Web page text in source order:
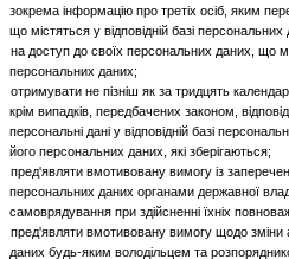
зокрема інформацію про третіх осіб, яким
що містяться у відповідній базі персональних
на доступ до своїх персональних даних, що
персональних даних;
отримувати не пізніш як за тридцять
крім випадків, передбачених законом,
персональні дані у відповідній базі
його персональних даних, які зберігаються;
пред'являти вмотивовану вимогу із
персональних даних органами державної
самоврядування при здійсненні їхніх
пред'являти вмотивовану вимогу щодо зміни
даних будь-яким володільцем та